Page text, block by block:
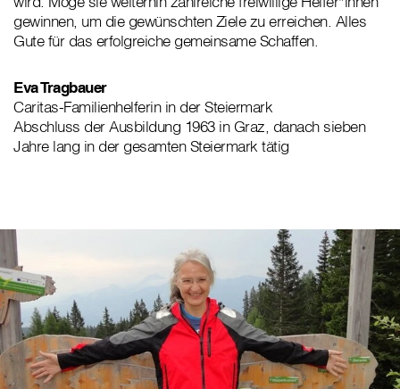
gewinnen, um die gewünschten Ziele zu erreichen. Alles
Gute für das erfolgreiche gemeinsame Schaffen.
Eva Tragbauer
Caritas-Familienhelferin in der Steiermark
Abschluss der Ausbildung 1963 in Graz, danach sieben
Jahre lang in der gesamten Steiermark tätig